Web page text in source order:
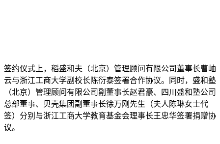
签约仪式上，稻盛和夫（北京）管理顾问有限公司董事长曹岫
云与浙江工商大学副校长陈衍泰签署合作协议。同时，盛和塾
（北京）管理顾问有限公司副董事长赵君豪、四川盛和塾公司
总部董事、贝壳集团副董事长徐万刚先生（夫人陈琳女士代
签）分别与浙江工商大学教育基金会理事长王忠华签署捐赠协
议。